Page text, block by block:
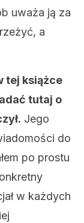
uważa ją za
a
tej książce
tutaj o
Jego
do
po prostu
w każdych